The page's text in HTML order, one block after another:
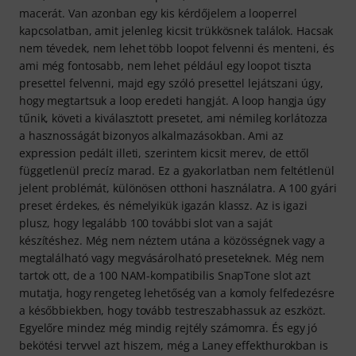
macerát. Van azonban egy kis kérdőjelem a looperrel
kapcsolatban, amit jelenleg kicsit trükkösnek találok. Hacsak
nem tévedek, nem lehet több loopot felvenni és menteni, és
ami még fontosabb, nem lehet például egy loopot tiszta
presettel felvenni, majd egy szóló presettel lejátszani úgy,
hogy megtartsuk a loop eredeti hangját. A loop hangja úgy
tűnik, követi a kiválasztott presetet, ami némileg korlátozza
a hasznosságát bizonyos alkalmazásokban. Ami az
expression pedált illeti, szerintem kicsit merev, de ettől
függetlenül precíz marad. Ez a gyakorlatban nem feltétlenül
jelent problémát, különösen otthoni használatra. A 100 gyári
preset érdekes, és némelyikük igazán klassz. Az is igazi
plusz, hogy legalább 100 további slot van a saját
készítéshez. Még nem néztem utána a közösségnek vagy a
megtalálható vagy megvásárolható preseteknek. Még nem
tartok ott, de a 100 NAM-kompatibilis SnapTone slot azt
mutatja, hogy rengeteg lehetőség van a komoly felfedezésre
a későbbiekben, hogy tovább testreszabhassuk az eszközt.
Egyelőre mindez még mindig rejtély számomra. És egy jó
bekötési tervvel azt hiszem, még a Laney effekthurokban is